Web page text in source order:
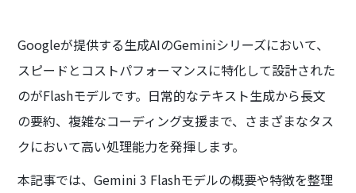
Googleが提供する生成AIのGeminiシリーズにおいて、
スピードとコストパフォーマンスに特化して設計された
のがFlashモデルです。日常的なテキスト生成から長文
の要約、複雑なコーディング支援まで、さまざまなタス
クにおいて高い処理能力を発揮します。
本記事では、Gemini 3 Flashモデルの概要や特徴を整理